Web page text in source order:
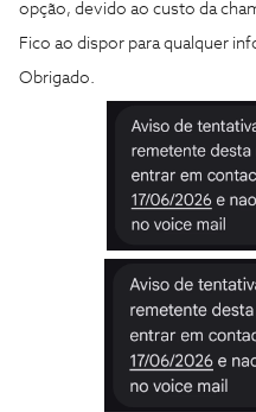
opção, devido ao custo da
Fico ao dispor para qualquer
Obrigado.